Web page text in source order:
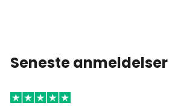
Seneste anmeldelser